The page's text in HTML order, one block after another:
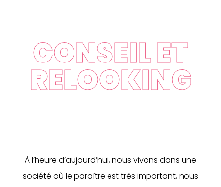
CONSEIL ET
RELOOKING
À l’heure d’aujourd’hui, nous vivons dans une
société où le paraître est très important, nous